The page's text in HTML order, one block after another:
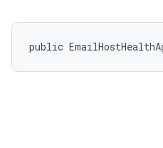
public